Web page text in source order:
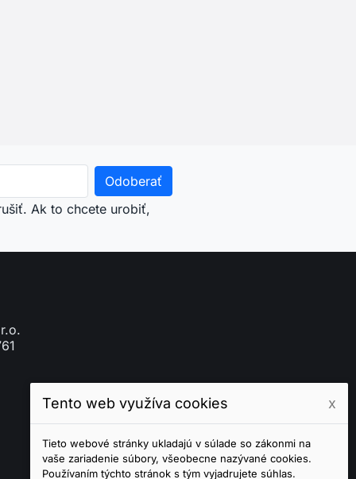
Ak to chcete urobiť,
Tento web využíva cookies x
Tieto webové stránky ukladajú v súlade so zákonmi na
vaše zariadenie súbory, všeobecne nazývané cookies.
Používaním týchto stránok s tým vyjadrujete súhlas.